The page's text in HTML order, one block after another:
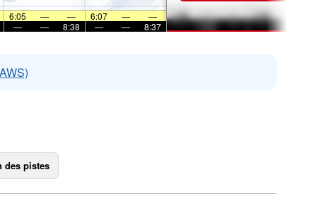
6:05 — — 6:07 —
—
— — 8:38 — — 8:37
des pistes